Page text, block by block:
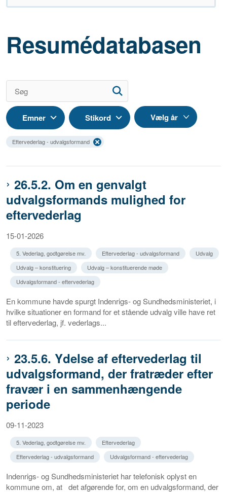
Resumédatabasen
Emner Stikord
Eftervederlag - udvalgsformand
26.5.2. Om en genvalgt
udvalgsformands mulighed for
eftervederlag
15-01-2026
5. Vederlag, godtgørelse mv. Eftervederlag - udvalgsformand
Udvalg
Udvalg – konstituering
Udvalg – konstituerende møde
Udvalgsformand - eftervederlag
En kommune havde spurgt Indenrigs- og Sundhedsministeriet, i
hvilke situationer en formand for et stående udvalg ville have ret
til eftervederlag, jf. vederlags...
23.5.6. Ydelse af eftervederlag til
udvalgsformand, der fratræder efter
fravær i en sammenhængende
periode
09-11-2023
5. Vederlag, godtgørelse mv.
Eftervederlag
Eftervederlag - udvalgsformand
Udvalgsformand - eftervederlag
Indenrigs- og Sundhedsministeriet har telefonisk oplyst en
kommune om, at det afgørende for, om en udvalgsformand, der